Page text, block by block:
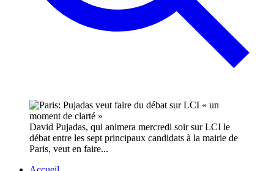
David Pujadas, qui animera mercredi soir sur LCI le
débat entre les sept principaux candidats à la mairie de
Paris, veut en faire...